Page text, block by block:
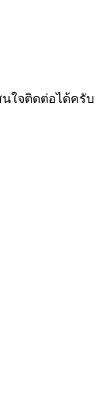
นใจติดต่อได้ครับ